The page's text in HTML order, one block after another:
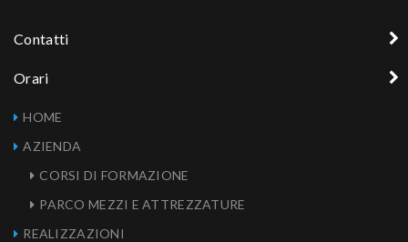
Contatti
Orari
HOME
AZIENDA
CORSI DI FORMAZIONE
PARCO MEZZI E ATTREZZATURE
REALIZZAZIONI